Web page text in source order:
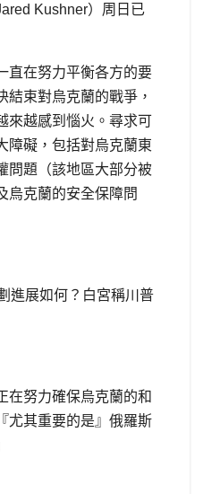
Kushner）周日已
直在努力平衡各方的要
結束對烏克蘭的戰爭，
來越感到惱火。尋求可
障礙，包括對烏克蘭東
問題（該地區大部分被
烏克蘭的安全保障問
進展如何？白宮稱川普
在努力確保烏克蘭的和
尤其重要的是』俄羅斯